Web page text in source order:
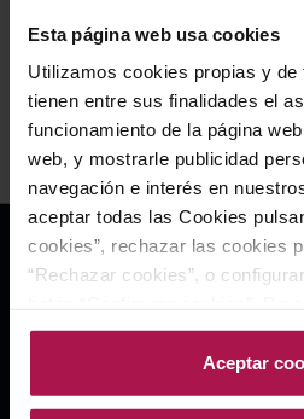
Esta página web usa cookies
Utilizamos cookies propias y
tienen entre sus finalidades el
funcionamiento de la página
web, y mostrarle publicidad
navegación e interés en
aceptar todas las Cookies
cookies”, rechazar las cookies
“Rechazar cookies”, o
acceda a nuestra Política de
información acceda a nuestra
Aceptar